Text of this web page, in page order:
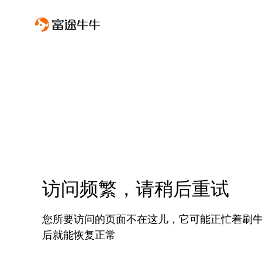
访问频繁，请稍后重试
您所要访问的页面不在这儿，它可能正忙着刷
后就能恢复正常